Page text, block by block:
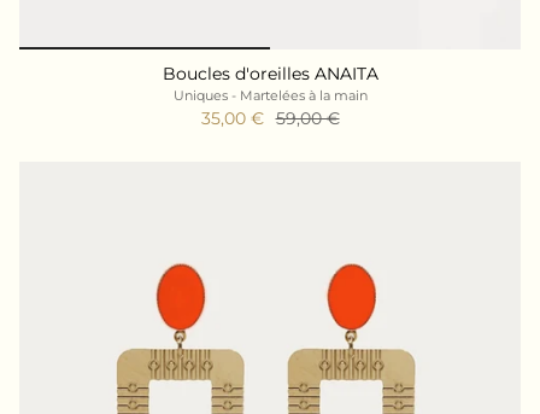
Boucles d'oreilles ANAITA
Uniques - Martelées à la main
35,00 € 59,00 €